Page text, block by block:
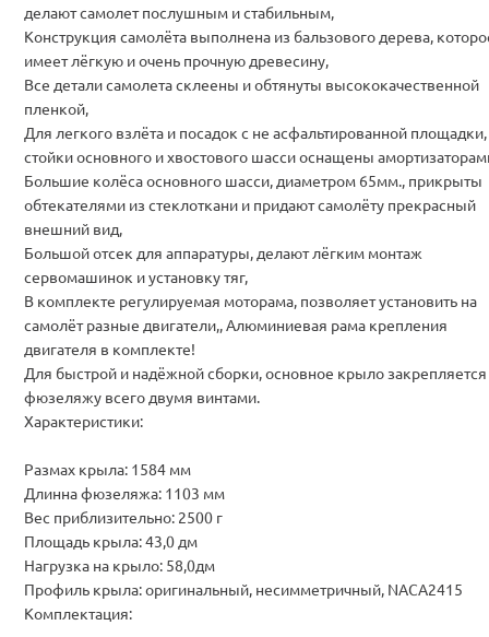
делают самолет послушным и стабильным,
Конструкция самолёта выполнена из бальзового дерева,
имеет лёгкую и очень прочную древесину,
Все детали самолета склеены и обтянуты высококачественной
пленкой,
Для легкого взлёта и посадок с не асфальтированной площадки,
стойки основного и хвостового шасси оснащены
Большие колёса основного шасси, диаметром 65мм., прикрыты
обтекателями из стеклоткани и придают самолёту прекрасный
внешний вид,
Большой отсек для аппаратуры, делают лёгким монтаж
сервомашинок и установку тяг,
В комплекте регулируемая моторама, позволяет установить на
самолёт разные двигатели,, Алюминиевая рама крепления
двигателя в комплекте!
Для быстрой и надёжной сборки, основное крыло
фюзеляжу всего двумя винтами.
Характеристики:
Размах крыла: 1584 мм
Длинна фюзеляжа: 1103 мм
Вес приблизительно: 2500 г
Площадь крыла: 43,0 дм
Нагрузка на крыло: 58,0дм
Профиль крыла: оригинальный, несимметричный, NACA2415
Комплектация: